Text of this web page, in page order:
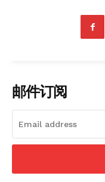
Company
About
邮件订阅